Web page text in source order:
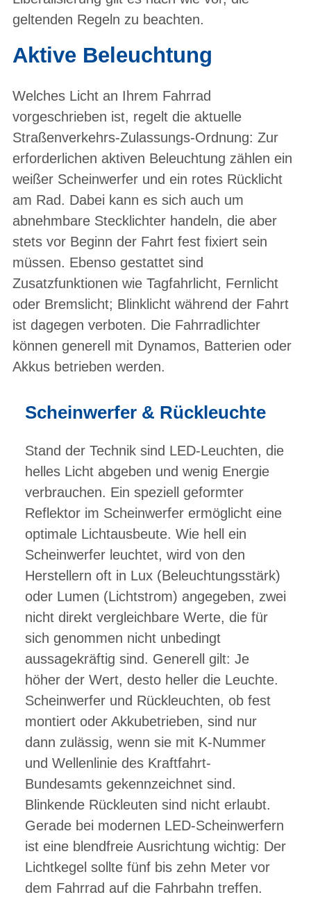
geltenden Regeln zu beachten.
Aktive Beleuchtung
Welches Licht an Ihrem Fahrrad
vorgeschrieben ist, regelt die aktuelle
Straßenverkehrs-Zulassungs-Ordnung: Zur
erforderlichen aktiven Beleuchtung zählen ein
weißer Scheinwerfer und ein rotes Rücklicht
am Rad. Dabei kann es sich auch um
abnehmbare Stecklichter handeln, die aber
stets vor Beginn der Fahrt fest fixiert sein
müssen. Ebenso gestattet sind
Zusatzfunktionen wie Tagfahrlicht, Fernlicht
oder Bremslicht; Blinklicht während der Fahrt
ist dagegen verboten. Die Fahrradlichter
können generell mit Dynamos, Batterien oder
Akkus betrieben werden.
Scheinwerfer & Rückleuchte
Stand der Technik sind LED-Leuchten, die
helles Licht abgeben und wenig Energie
verbrauchen. Ein speziell geformter
Reflektor im Scheinwerfer ermöglicht eine
optimale Lichtausbeute. Wie hell ein
Scheinwerfer leuchtet, wird von den
Herstellern oft in Lux (Beleuchtungsstärk)
oder Lumen (Lichtstrom) angegeben, zwei
nicht direkt vergleichbare Werte, die für
sich genommen nicht unbedingt
aussagekräftig sind. Generell gilt: Je
höher der Wert, desto heller die Leuchte.
Scheinwerfer und Rückleuchten, ob fest
montiert oder Akkubetrieben, sind nur
dann zulässig, wenn sie mit K-Nummer
und Wellenlinie des Kraftfahrt-
Bundesamts gekennzeichnet sind.
Blinkende Rückleuten sind nicht erlaubt.
Gerade bei modernen LED-Scheinwerfern
ist eine blendfreie Ausrichtung wichtig: Der
Lichtkegel sollte fünf bis zehn Meter vor
dem Fahrrad auf die Fahrbahn treffen.